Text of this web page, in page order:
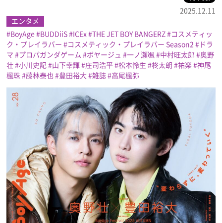
ライフスタイル
プレゼント
インタビュー
フィルム
Emoメン
ランキング
Emo!miuとは？
2025.12.11
エンタメ
BoyAge BUDDiiS ICEx THE JET BOY BANGERZ
コスメティッ
ク・プレイラバー
コスメティック・プレイラバー Season2
ドラ
マ
プロパガンダゲーム ボヤージュ 一ノ瀬颯 中村旺太郎
奥野
壮 小川史記 山下幸輝 庄司浩平 松本怜生 柊太朗 祐楽 神尾
楓珠 藤林泰也 豊田裕大 雑誌 高尾楓弥